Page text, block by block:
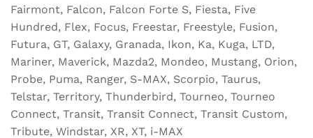
Fairmont, Falcon, Falcon Forte S, Fiesta, Five
Hundred, Flex, Focus, Freestar, Freestyle, Fusion,
Futura, GT, Galaxy, Granada, Ikon, Ka, Kuga, LTD,
Mariner, Maverick, Mazda2, Mondeo, Mustang, Orion,
Probe, Puma, Ranger, S-MAX, Scorpio, Taurus,
Telstar, Territory, Thunderbird, Tourneo, Tourneo
Connect, Transit, Transit Connect, Transit Custom,
Tribute, Windstar, XR, XT, i-MAX